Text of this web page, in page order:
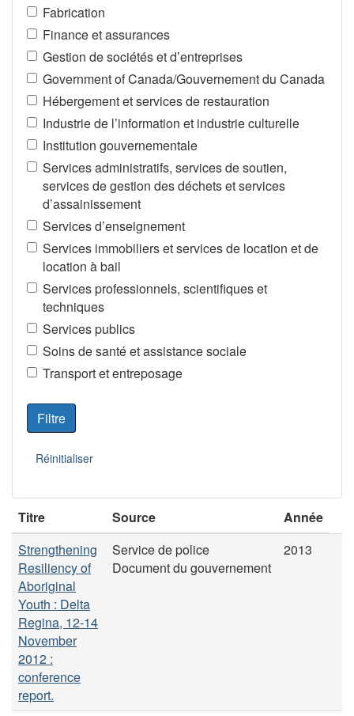
Fabrication
Finance et assurances
Gestion de sociétés et d’entreprises
Government of Canada/Gouvernement du Canada
Hébergement et services de restauration
Industrie de l’information et industrie culturelle
Institution gouvernementale
Services administratifs, services de soutien,
services de gestion des déchets et services
d’assainissement
Services d’enseignement
Services immobiliers et services de location et de
location à bail
Services professionnels, scientifiques et
techniques
Services publics
Soins de santé et assistance sociale
Transport et entreposage
Titre Source
Année
Strengthening
Resiliency of
Aboriginal
Youth : Delta
Regina, 12-14
November
2012 :
conference
report.
Service de police
Document du gouvernement
2013